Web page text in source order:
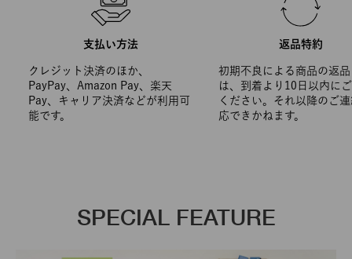
支払い方法
クレジット決済のほか、
PayPay、Amazon Pay、楽天
Pay、キャリア決済などが利用可
能です。
返品特約
初期不良による商品の返
は、到着より10日以内に
ください。それ以降のご
応できかねます。
SPECIAL FEATURE